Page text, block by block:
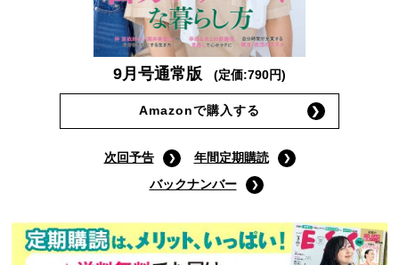
9月号通常版 (定価:790円)
Amazonで購入する
次回予告
年間定期購読
バックナンバー